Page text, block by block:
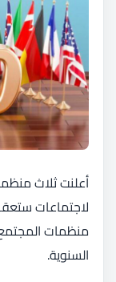
أعلنت ثلاث
لاجتماعات
منظمات
السنوية.